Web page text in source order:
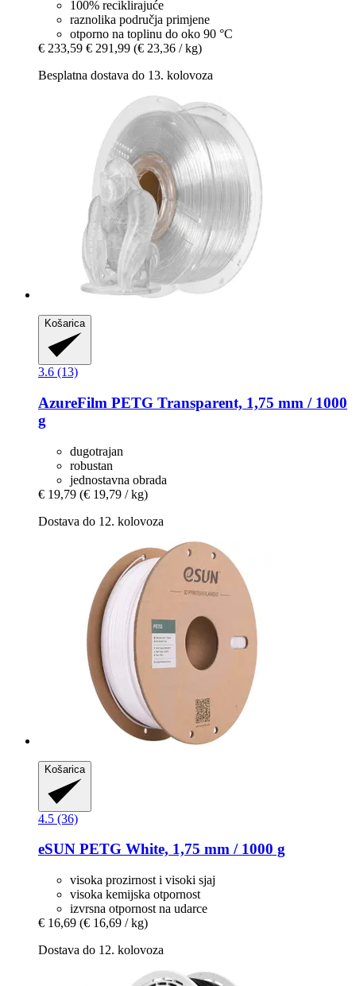
100% reciklirajuće
raznolika područja primjene
otporno na toplinu do oko 90 °C
€ 233,59 € 291,99 (€ 23,36 / kg)
Besplatna dostava do 13. kolovoza
Košarica
3.6 (13)
AzureFilm PETG Transparent, 1,75 mm / 1000
g
dugotrajan
robustan
jednostavna obrada
€ 19,79 (€ 19,79 / kg)
Dostava do 12. kolovoza
Košarica
4.5 (36)
eSUN PETG White, 1,75 mm / 1000 g
visoka prozirnost i visoki sjaj
visoka kemijska otpornost
izvrsna otpornost na udarce
€ 16,69 (€ 16,69 / kg)
Dostava do 12. kolovoza